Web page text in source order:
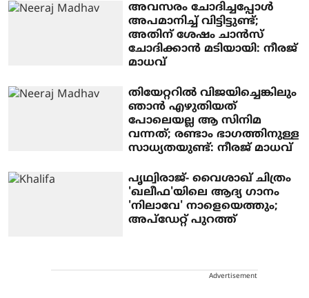
അവസരം ചോദിച്ചപ്പോള്‍
അപമാനിച്ച് വിട്ടിട്ടുണ്ട്;
അതിന് ശേഷം ചാന്‍സ്
ചോദിക്കാന്‍ മടിയായി: നീരജ്
മാധവ്
തിയേറ്ററില്‍ വിജയിച്ചെങ്കിലും
ഞാന്‍ എഴുതിയത്
പോലെയല്ല ആ സിനിമ
വന്നത്; രണ്ടാം ഭാഗത്തിനുള്ള
സാധ്യതയുണ്ട്: നീരജ് മാധവ്
പൃഥ്വിരാജ്- വൈശാഖ് ചിത്രം
'ഖലീഫ'യിലെ ആദ്യ ഗാനം
'നിലാവേ' നാളെയെത്തും;
അപ്ഡേറ്റ് പുറത്ത്
Advertisement